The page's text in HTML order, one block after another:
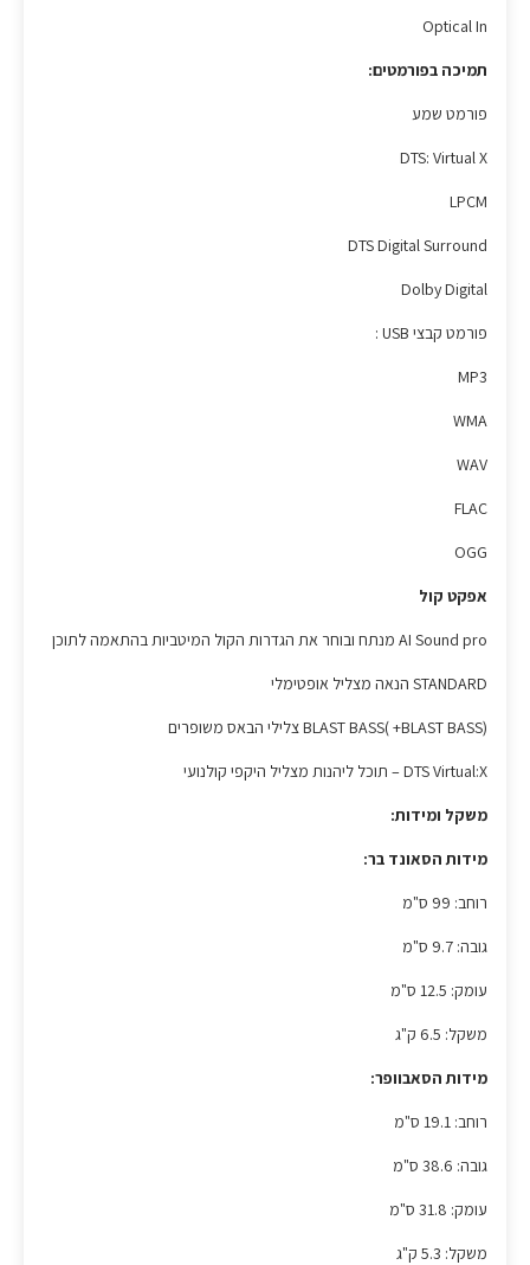
Optical In
תמיכה בפורמטים:
פורמט שמע
DTS: Virtual X
LPCM
DTS Digital Surround
Dolby Digital
פורמט קבצי USB :
MP3
WMA
WAV
FLAC
OGG
אפקט קול
AI Sound pro מנתח ובוחר את הגדרות הקול המיטביות בהתאמה לתוכן
STANDARD הנאה מצליל אופטימלי
BLAST BASS( +BLAST BASS) צלילי הבאס משופרים
DTS Virtual:X – תוכל ליהנות מצליל היקפי קולנועי
משקל ומידות:
מידות הסאונד בר:
רוחב: 99 ס"מ
גובה: 9.7 ס"מ
עומק: 12.5 ס"מ
משקל: 6.5 ק"ג
מידות הסאבוופר:
רוחב: 19.1 ס"מ
גובה: 38.6 ס"מ
עומק: 31.8 ס"מ
משקל: 5.3 ק"ג